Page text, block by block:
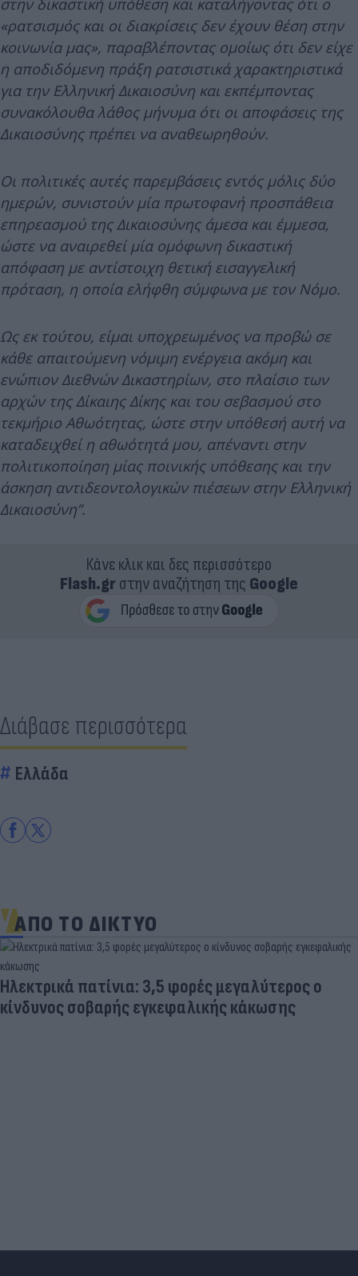
στην δικαστική υπόθεση και καταλήγοντας ότι ο
«ρατσισμός και οι διακρίσεις δεν έχουν θέση στην
κοινωνία μας», παραβλέποντας ομοίως ότι δεν είχε
η αποδιδόμενη πράξη ρατσιστικά χαρακτηριστικά
για την Ελληνική Δικαιοσύνη και εκπέμποντας
συνακόλουθα λάθος μήνυμα ότι οι αποφάσεις της
Δικαιοσύνης πρέπει να αναθεωρηθούν.
Οι πολιτικές αυτές παρεμβάσεις εντός μόλις δύο
ημερών, συνιστούν μία πρωτοφανή προσπάθεια
επηρεασμού της Δικαιοσύνης άμεσα και έμμεσα,
ώστε να αναιρεθεί μία ομόφωνη δικαστική
απόφαση με αντίστοιχη θετική εισαγγελική
πρόταση, η οποία ελήφθη σύμφωνα με τον Νόμο.
Ως εκ τούτου, είμαι υποχρεωμένος να προβώ σε
κάθε απαιτούμενη νόμιμη ενέργεια ακόμη και
ενώπιον Διεθνών Δικαστηρίων, στο πλαίσιο των
αρχών της Δίκαιης Δίκης και του σεβασμού στο
τεκμήριο Αθωότητας, ώστε στην υπόθεσή αυτή να
καταδειχθεί η αθωότητά μου, απέναντι στην
πολιτικοποίηση μίας ποινικής υπόθεσης και την
άσκηση αντιδεοντολογικών πιέσεων στην Ελληνική
Δικαιοσύνη”.
Κάνε κλικ και δες περισσότερο
Flash.grστην αναζήτηση της Google
Διάβασε περισσότερα
Ελλάδα
ΑΠΟ ΤΟ ΔΙΚΤΥΟ
Ηλεκτρικά πατίνια: 3,5 φορές μεγαλύτερος ο
κίνδυνος σοβαρής εγκεφαλικής κάκωσης